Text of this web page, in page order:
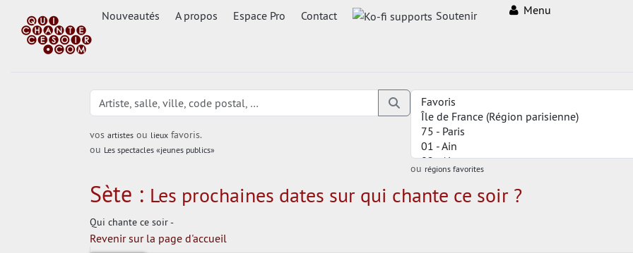
Nouveautés A propos Espace Pro Contact Soutenir Menu
vos artistesou lieuxfavoris.
ou Les spectacles «jeunes publics»
ou régions favorites
Sète : Les prochaines dates sur qui chante ce soir ?
Qui chante ce soir -
Revenir sur la page d'accueil